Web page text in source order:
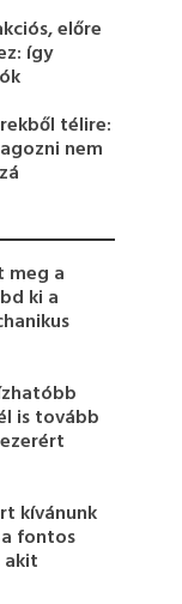
előre
így
télire:
nem
meg a
ki a
is tovább
kívánunk
fontos